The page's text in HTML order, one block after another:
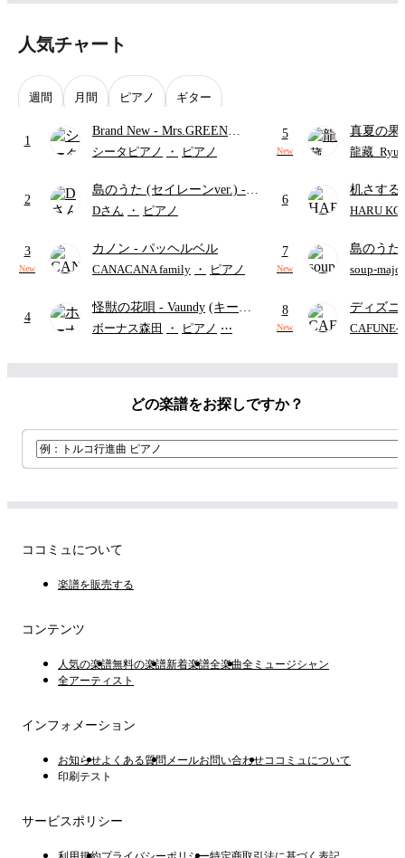
人気チャート
週間 月間 ピアノ ギター
1
Brand New - Mrs.GREEN
APPLE
シータピアノ ・ ピアノ
2
島のうた (セイレーンver.) -
セイレーン(CV.鈴木みのり)
ード・ペダル付き/『映画ちい
かわ 人魚の島のひみつ』よ
Dさん ・ ピアノ
3
New
カノン - パッヘルベル
CANACANA family ・ ピアノ
4
怪獣の花唄 - Vaundy (キーボ
ードパート)
ボーナス森田 ・ ピアノ ⋯
5
New
真夏の
ターズ
龍藏
6
机さする
HARU
7
New
島のうた
映画ちい
soup-majo
8
New
ディズ
レー-
ード有)
CAFUNE-
どの楽譜をお探しですか？
ココミュについて
楽譜を販売する
コンテンツ
人気の楽譜無料の楽譜新着楽譜全楽曲全ミュージシャン
全アーティスト
インフォメーション
お知らせよくある質問 メールお問い合わせココミュについて
印刷テスト
サービスポリシー